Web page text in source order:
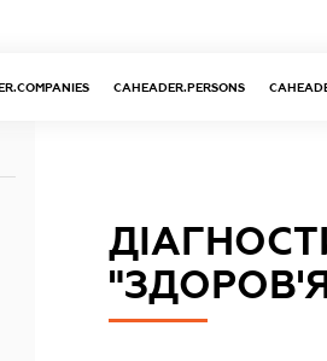
CAHEADER.PERSONS